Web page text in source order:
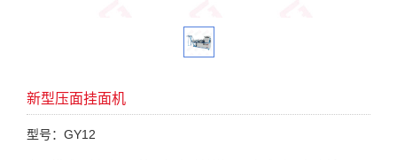
新型压面挂面机
型号：GY12